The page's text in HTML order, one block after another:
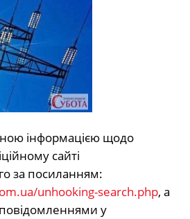
інформацією щодо
сайті
за посиланням:
unhooking-search.php, а
у